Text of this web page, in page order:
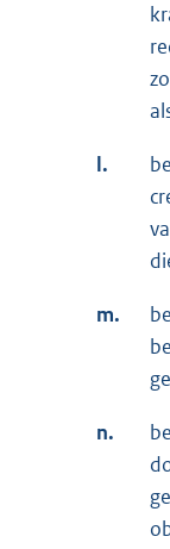
l.
m.
n.